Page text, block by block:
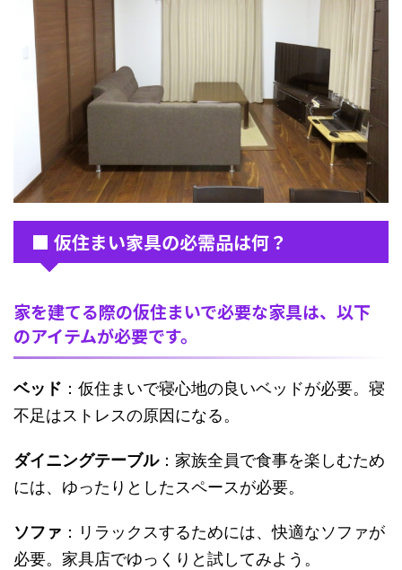
■ 仮住まい家具の必需品は何？
家を建てる際の仮住まいで必要な家具は、以下
のアイテムが必要です。
ベッド ：仮住まいで寝心地の良いベッドが必要。寝
不足はストレスの原因になる。
ダイニングテーブル：家族全員で食事を楽しむため
には、ゆったりとしたスペースが必要。
ソファ ：リラックスするためには、快適なソファが
必要。家具店でゆっくりと試してみよう。